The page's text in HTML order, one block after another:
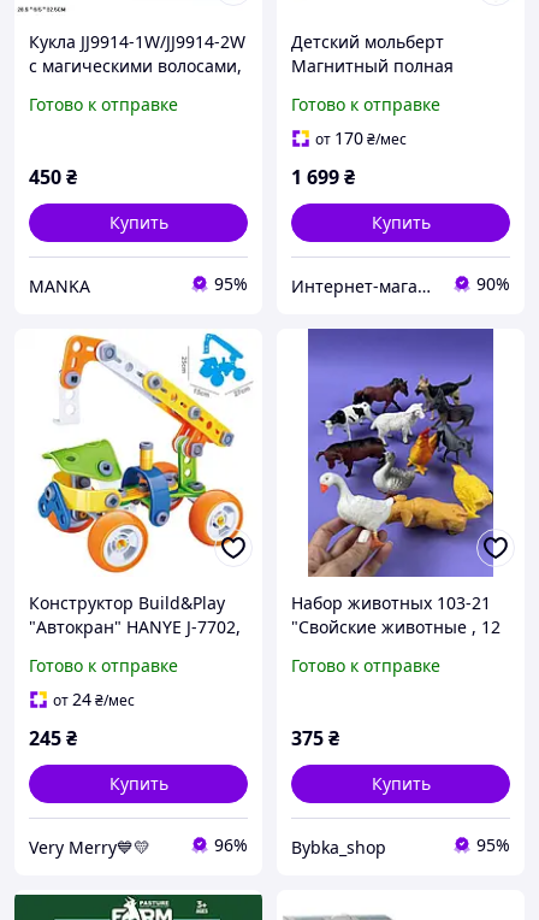
Кукла JJ9914-1W/JJ9914-2W
с магическими волосами,
воздействием
Готово к отправке
450₴
Купить
MANKA 95%
Детский мольберт
Магнитный полная
Готово к отправке
от 170₴/мес
1 699₴
Купить
Интернет-магазин, студия "ФанФарт" 90%
Конструктор Build&Play
"Автокран" HANYE J-7702,
Готово к отправке
от24₴/мес
245₴
Купить
Very Merry💙💛 96%
Набор животных 103-21
"Свойские животные , 12
Готово к отправке
375₴
Купить
Bybka_shop 95%